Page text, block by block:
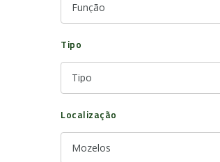
Função
Tipo
Tipo
Localização
Mozelos